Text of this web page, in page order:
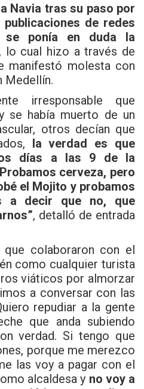
Navia tras su paso por
de redes
se ponía en duda la
, lo cual hizo a través de
manifestó molesta con
Medellín.
irresponsable que
se había muerto de un
otros decían que
la verdad es que
días a las 9 de la
cerveza, pero
el Mojito y probamos
a decir que no, que
, detalló de entrada
colaboraron con el
como cualquier turista
viáticos por almorzar
a conversar con las
repudiar a la gente
que anda subiendo
verdad. Si tengo que
porque me merezco
las voy a pagar con el
alcaldesa y no voy a